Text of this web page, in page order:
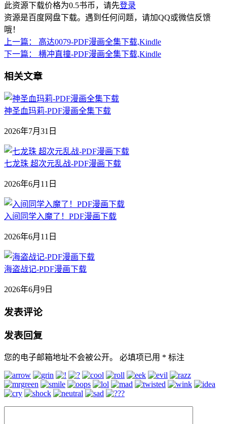
此资源下载价格为0.5书币，请先登录
资源是百度网盘下载。遇到任何问题，请加QQ或微信反馈
哦！
上一篇：
高达0079-PDF漫画全集下载,Kindle
下一篇：
横冲直撞-PDF漫画全集下载,Kindle
相关文章
神圣血玛莉-PDF漫画全集下载
2026年7月31日
七龙珠 超次元乱战-PDF漫画下载
2026年6月11日
入间同学入魔了！PDF漫画下载
2026年6月11日
海盗战记-PDF漫画下载
2026年6月9日
发表评论
发表回复
您的电子邮箱地址不会被公开。 必填项已用 * 标注